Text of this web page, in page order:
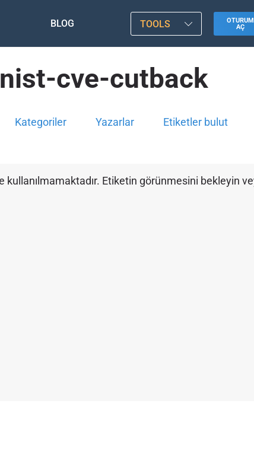
BLOG TOOLS
OTURUM
AÇ
nist-cve-cutback
Kategoriler Yazarlar Etiketler bulut